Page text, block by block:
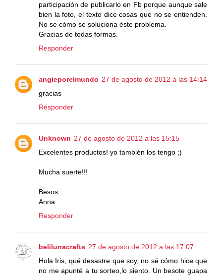
participación de publicarlo en Fb porque aunque sale
bien la foto, el texto dice cosas que no se entienden.
No se cómo se soluciona éste problema.
Gracias de todas formas.
Responder
angieporelmundo 27 de agosto de 2012 a las 14:14
gracias
Responder
Unknown 27 de agosto de 2012 a las 15:15
Excelentes productos! yo también los tengo ;)
Mucha suerte!!!
Besos
Anna
Responder
belilunacrafts 27 de agosto de 2012 a las 17:07
Hola Iris, qué desastre que soy, no sé cómo hice que
no me apunté a tu sorteo,lo siento. Un besote guapa